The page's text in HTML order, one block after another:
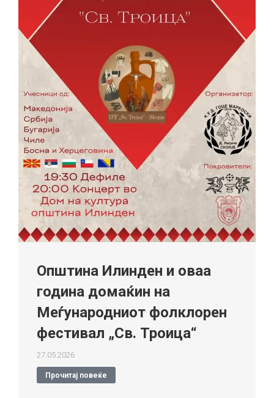
Општина Илинден и оваа
година домаќин на
Меѓународниот фолклорен
фестивал „Св. Троица“
27.05.2026
Прочитај повеќе